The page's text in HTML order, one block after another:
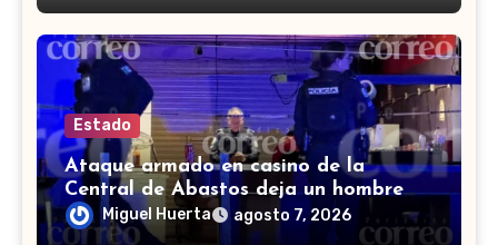
Estado
Ataque armado en casino de la
Central de Abastos deja un hombre
muerto en León
Miguel Huerta agosto 7, 2026